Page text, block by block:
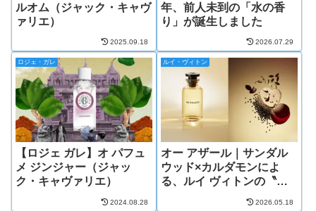
ルオム（ジャック・キャヴ
ァリエ）
2025.09.18
年、前人未到の「水の香
り」が誕生しました
2026.07.29
ロジェ・ガレ
【ロジェ ガレ】オ パフュ
メ ジンジャー（ジャッ
ク・キャヴァリエ）
2024.08.28
ルイ・ヴィトン
オー アザール｜サンダル
ウッド×カルダモンによ
る、ルイ ヴィトンの〝見
2026.05.18